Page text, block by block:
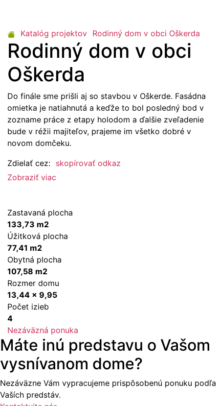
Katalóg projektov Rodinný dom v obci Oškerda
Rodinný dom v obci
Oškerda
Do finále sme prišli aj so stavbou v Oškerde. Fasádna
omietka je natiahnutá a keďže to bol posledný bod v
zozname práce z etapy holodom a ďalšie zveľadenie
bude v réžii majiteľov, prajeme im všetko dobré v
novom domčeku.
Zdielať cez: skopírovať odkaz
Zobraziť viac
Zastavaná plocha
133,73 m2
Úžitková plocha
77,41 m2
Obytná plocha
107,58 m2
Rozmer domu
13,44 x 9,95
Počet izieb
4
Nezáväzná ponuka
Máte inú predstavu o Vašom
vysnívanom dome?
Nezáväzne Vám vypracujeme prispôsobenú ponuku podľa
Vaších predstáv.